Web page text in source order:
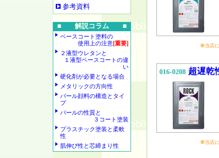
参考資料
■ 解説コラム ■
ベースコート塗料の
使用上の注意[重要]
２液型ウレタンと
１液型ベースコートの違
い
硬化剤が必要となる場合
メタリックの方向性
パール顔料の構造とタイ
プ
パールの性質と
３コート塗装
プラスチック塗装と柔軟
性
肌伸び性と芯締まり性
※当店
016-0208超遅乾
※当店